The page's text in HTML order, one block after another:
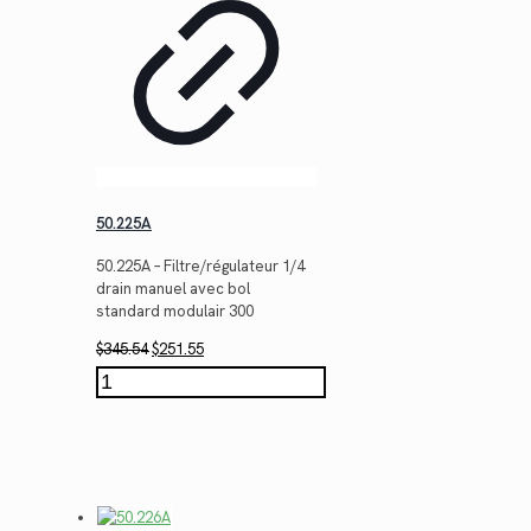
50.225A
50.225A – Filtre/régulateur 1/4
drain manuel avec bol
standard modulair 300
$345.54Le
prix
initial
$251.55Le
prix
actuel
quantité
de